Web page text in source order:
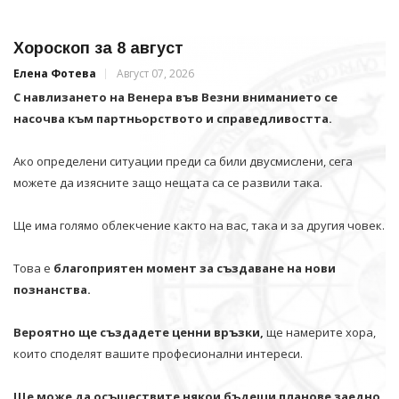
Хороскоп за 8 август
Елена Фотева Август 07, 2026
С навлизането на Венера във Везни вниманието се
насочва към партньорството и справедливостта.
Ако определени ситуации преди са били двусмислени, сега
можете да изясните защо нещата са се развили така.
Ще има голямо облекчение както на вас, така и за другия човек.
Това е благоприятен момент за създаване на нови
познанства.
Вероятно ще създадете ценни връзки, ще намерите хора,
които споделят вашите професионални интереси.